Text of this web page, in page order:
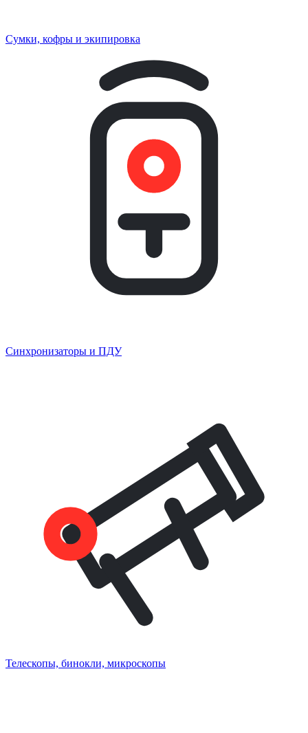
Сумки, кофры и экипировка
Синхронизаторы и ПДУ
Телескопы, бинокли, микроскопы